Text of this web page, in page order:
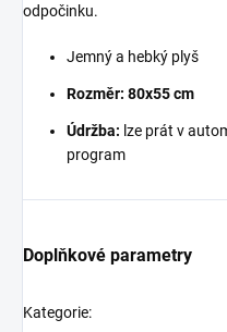
odpočinku.
Jemný a hebký plyš
Rozměr: 80x55 cm
Údržba: lze prát v
program
Doplňkové parametry
Kategorie: